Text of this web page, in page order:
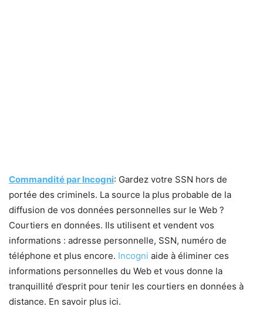
Commandité par Incogni: Gardez votre SSN hors de
portée des criminels. La source la plus probable de la
diffusion de vos données personnelles sur le Web ?
Courtiers en données. Ils utilisent et vendent vos
informations : adresse personnelle, SSN, numéro de
téléphone et plus encore. Incogni aide à éliminer ces
informations personnelles du Web et vous donne la
tranquillité d’esprit pour tenir les courtiers en données à
distance. En savoir plus ici.